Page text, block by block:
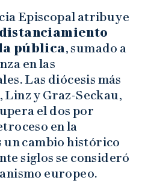
Episcopal atribuye
distanciamiento
pública, sumado a
en las
Las diócesis más
Linz y Graz-Seckau,
el dos por
en la
un cambio histórico
siglos se consideró
europeo.